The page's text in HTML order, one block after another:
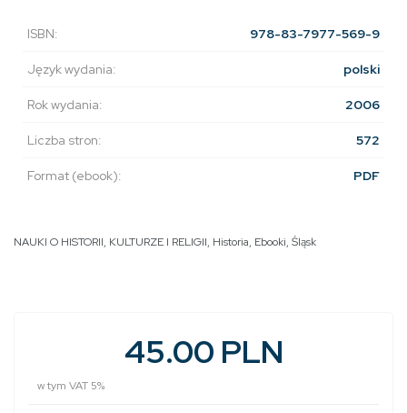
ISBN: 978-83-7977-569-9
Język wydania: polski
Rok wydania: 2006
Liczba stron: 572
Format (ebook): PDF
NAUKI O HISTORII, KULTURZE I RELIGII, Historia, Ebooki, Śląsk
45.00 PLN
w tym VAT 5%